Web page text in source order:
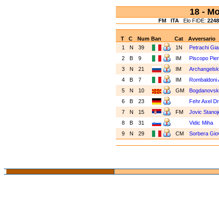
18 -
FM ITA Elo FIDE: 2248
T C Num Ban Cat
Avversario
1
N 39 1N
Petrachi
2
B 9 IM
Piscopo
3
N 21 IM
4
B 7 IM
Rombaldoni
5
N 10 GM
6
B 23
Fehr Axel
7
N 15 FM
Jovic
8
B 31
Vidic Miha
9
N 29 CM Sorbera